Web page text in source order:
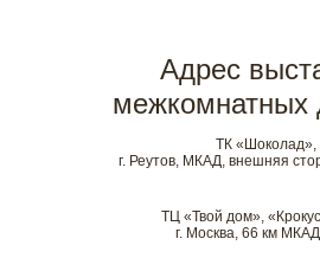
Адрес
межкомнатных
ТК «Шоколад»,
г. Реутов, МКАД, внешняя
ТЦ «Твой дом»,
г. Москва, 66 км